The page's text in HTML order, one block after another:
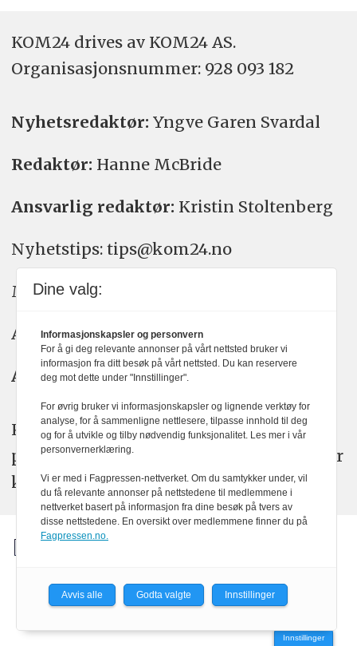
KOM24 drives av KOM24 AS.
Organisasjons­nummer: 928 093 182
Nyhetsredaktør: Yngve Garen Svardal
Redaktør: Hanne McBride
Ansvarlig redaktør: Kristin Stoltenberg
Nyhetstips: tips@kom24.no
Meninger: meninger@kom24.no
Annonse: annonse@watchmedia.no
Abonnement:kom24@watchmedia.no
KOM24 arbeider etter Vær Varsom-
plakatens regler for god presseskikk. Her
kan du lese mer omPFUsarbeid.
Innstillinger
Dine valg:
Informasjonskapsler og personvern
For å gi deg relevante annonser på vårt nettsted bruker vi
informasjon fra ditt besøk på vårt nettsted. Du kan reservere
deg mot dette under "Innstillinger".
For øvrig bruker vi informasjonskapsler og lignende verktøy for
analyse, for å sammenligne nettlesere, tilpasse innhold til deg
og for å utvikle og tilby nødvendig funksjonalitet. Les mer i vår
personvernerklæring.
Vi er med i Fagpressen-nettverket. Om du samtykker under, vil
du få relevante annonser på nettstedene til medlemmene i
nettverket basert på informasjon fra dine besøk på tvers av
disse nettstedene. En oversikt over medlemmene finner du på
Fagpressen.no.
Avvis alle Godta valgte Innstillinger